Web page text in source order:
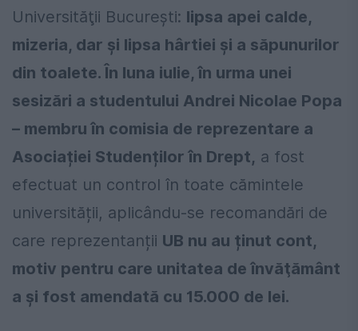
Universităţii Bucureşti: lipsa apei calde,
mizeria, dar și lipsa hârtiei și a săpunurilor
din toalete. În luna iulie, în urma unei
sesizări a studentului Andrei Nicolae Popa
– membru în comisia de reprezentare a
Asociației Studenților în Drept, a fost
efectuat un control în toate cămintele
universității, aplicându-se recomandări de
care reprezentanții UB nu au ținut cont,
motiv pentru care unitatea de învăţământ
a şi fost amendată cu 15.000 de lei.